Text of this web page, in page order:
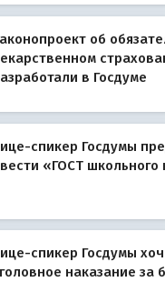
об
в Госдуме
спикер Госдумы
«ГОСТ школьного
спикер Госдумы
наказание за